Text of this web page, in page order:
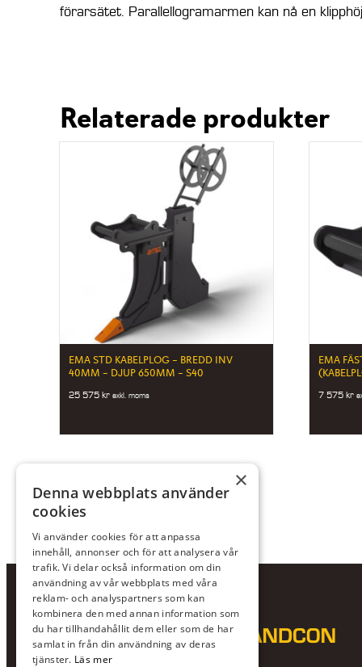
förarsätet. Parallellogramarmen kan nå en
Relaterade produkter
EMA STD KABELPLOG – BREDD INV
40MM – DJUP 650MM – S40
25 575kr exkl. moms
EMA
7 575kr
×
Denna webbplats använder
cookies
Vi använder cookies för att anpassa
innehåll, annonser och för att analysera vår
trafik. Vi delar också information om din
användning av vår webbplats med våra
reklam- och analyspartners som kan
kombinera den med annan information som
du har tillhandahållit dem eller som de har
samlat in från din användning av deras
tjänster. Läs mer